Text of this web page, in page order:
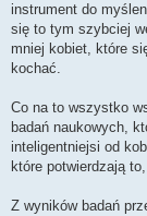
instrument do
się to tym szybciej
mniej kobiet, które
kochać.
Co na to wszystko
badań naukowych,
inteligentniejsi od
które potwierdzają
Z wyników badań